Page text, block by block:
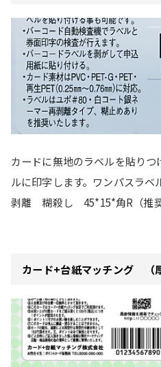
カードに無地のラベルを貼り
ルに印字します。ワンパスラ
剥離 糊殺し 45*15*角R（推奨
カード+台紙マッチング （